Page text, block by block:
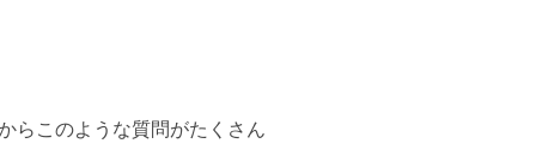
らこのような質問がたくさん